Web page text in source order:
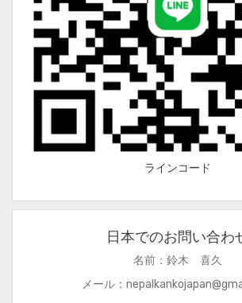
ラインコード
日本でのお問い合わ
名前：鈴木 喜久
メール：